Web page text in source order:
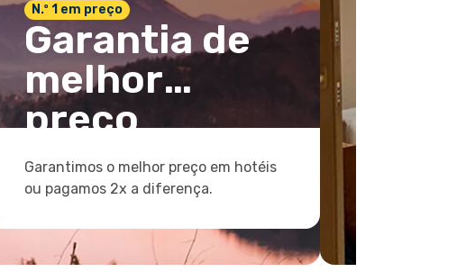
N.º 1 em preço
Garantia de
melhor
preço
Garantimos o melhor preço em hotéis
ou pagamos 2x a diferença.